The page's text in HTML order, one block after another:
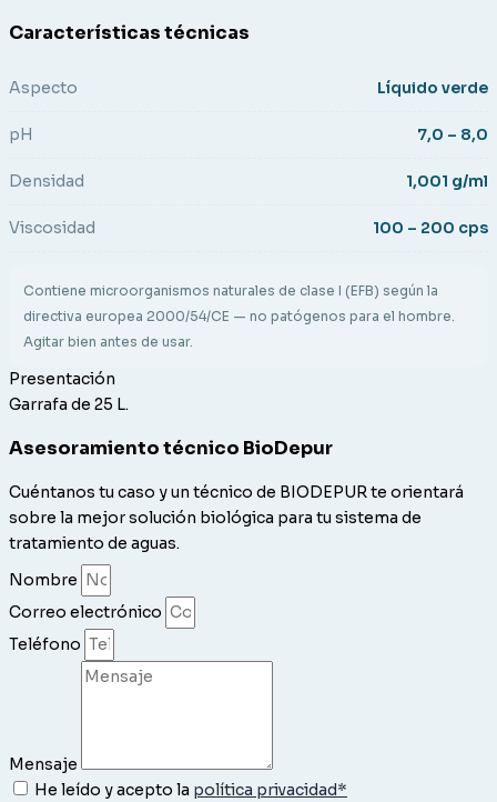
Características técnicas
Aspecto Líquido verde
pH 7,0 – 8,0
Densidad 1,001 g/ml
Viscosidad 100 – 200 cps
Contiene microorganismos naturales de clase I (EFB) según la
directiva europea 2000/54/CE — no patógenos para el hombre.
Agitar bien antes de usar.
Presentación
Garrafa de 25 L.
Asesoramiento técnico BioDepur
Cuéntanos tu caso y un técnico de BIODEPUR te orientará
sobre la mejor solución biológica para tu sistema de
tratamiento de aguas.
Nombre
Correo electrónico
Teléfono
Mensaje
He leído y acepto la política privacidad*